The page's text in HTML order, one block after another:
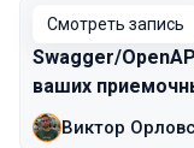
Смотреть запись
Swagger/
ваших
Виктор